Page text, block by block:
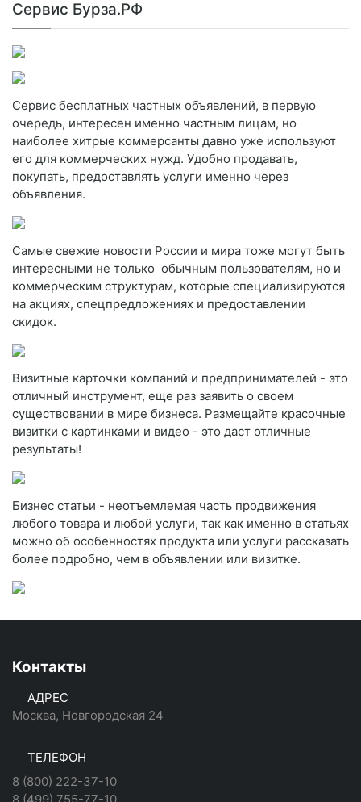
Сервис Бурза.РФ
Сервис бесплатных частных объявлений, в первую
очередь, интересен именно частным лицам, но
наиболее хитрые коммерсанты давно уже используют
его для коммерческих нужд. Удобно продавать,
покупать, предоставлять услуги именно через
объявления.
Самые свежие новости России и мира тоже могут быть
интересными не только обычным пользователям, но и
коммерческим структурам, которые специализируются
на акциях, спецпредложениях и предоставлении
скидок.
Визитные карточки компаний и предпринимателей - это
отличный инструмент, еще раз заявить о своем
существовании в мире бизнеса. Размещайте красочные
визитки с картинками и видео - это даст отличные
результаты!
Бизнес статьи - неотъемлемая часть продвижения
любого товара и любой услуги, так как именно в статьях
можно об особенностях продукта или услуги рассказать
более подробно, чем в объявлении или визитке.
Контакты
АДРЕС
Москва, Новгородская 24
ТЕЛЕФОН
8 (800) 222-37-10